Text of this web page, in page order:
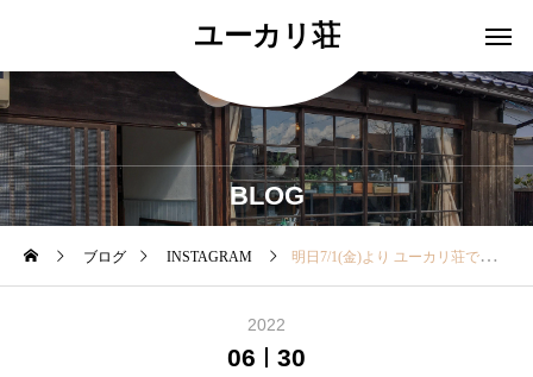
ユーカリ荘
BLOG
ブログ INSTAGRAM 明日7/1(金)より ユーカリ荘では \サマーセールを開催いたします// . お洋服が【サマーセール価格】にて お買い
2022
06 30